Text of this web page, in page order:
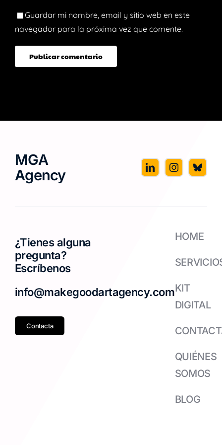
Guardar mi nombre, email y sitio web en este
navegador para la próxima vez que comente.
MGA
Agency
¿Tienes alguna
pregunta?
Escríbenos
info@makegoodartagency.com
Contacta
HOME
KIT
DIGITAL
QUIÉNES
SOMOS
BLOG